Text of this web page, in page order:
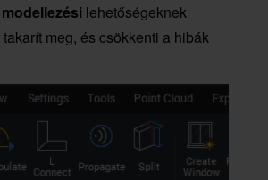
lehetőségeknek
meg, és csökkenti a hibák